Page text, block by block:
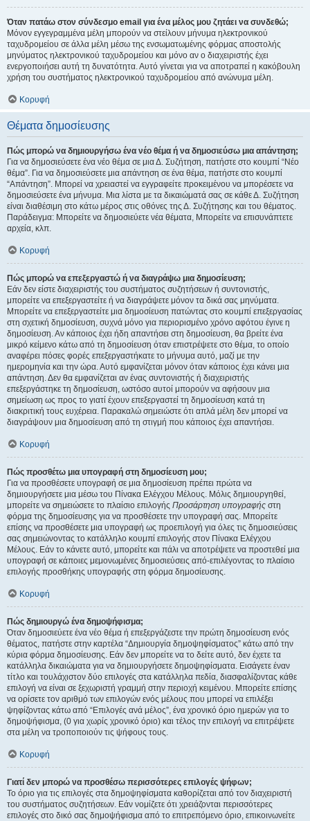
Όταν πατάω στον σύνδεσμο email για ένα μέλος μου ζητάει να συνδεθώ;
Μόνον εγγεγραμμένα μέλη μπορούν να στείλουν μήνυμα ηλεκτρονικού
ταχυδρομείου σε άλλα μέλη μέσω της ενσωματωμένης φόρμας αποστολής
μηνύματος ηλεκτρονικού ταχυδρομείου και μόνο αν ο διαχειριστής έχει
ενεργοποιήσει αυτή τη δυνατότητα. Αυτό γίνεται για να αποτραπεί η κακόβουλη
χρήση του συστήματος ηλεκτρονικού ταχυδρομείου από ανώνυμα μέλη.
Κορυφή
Θέματα δημοσίευσης
Πώς μπορώ να δημιουργήσω ένα νέο θέμα ή να δημοσιεύσω μια απάντηση;
Για να δημοσιεύσετε ένα νέο θέμα σε μια Δ. Συζήτηση, πατήστε στο κουμπί “Νέο
θέμα”. Για να δημοσιεύσετε μια απάντηση σε ένα θέμα, πατήστε στο κουμπί
“Απάντηση”. Μπορεί να χρειαστεί να εγγραφείτε προκειμένου να μπορέσετε να
δημοσιεύσετε ένα μήνυμα. Μια λίστα με τα δικαιώματά σας σε κάθε Δ. Συζήτηση
είναι διαθέσιμη στο κάτω μέρος στις οθόνες της Δ. Συζήτησης και του θέματος.
Παράδειγμα: Μπορείτε να δημοσιεύετε νέα θέματα, Μπορείτε να επισυνάπτετε
αρχεία, κλπ.
Κορυφή
Πώς μπορώ να επεξεργαστώ ή να διαγράψω μια δημοσίευση;
Εάν δεν είστε διαχειριστής του συστήματος συζητήσεων ή συντονιστής,
μπορείτε να επεξεργαστείτε ή να διαγράψετε μόνον τα δικά σας μηνύματα.
Μπορείτε να επεξεργαστείτε μια δημοσίευση πατώντας στο κουμπί επεξεργασίας
στη σχετική δημοσίευση, συχνά μόνο για περιορισμένο χρόνο αφότου έγινε η
δημοσίευση. Αν κάποιος έχει ήδη απαντήσει στη δημοσίευση, θα βρείτε ένα
μικρό κείμενο κάτω από τη δημοσίευση όταν επιστρέψετε στο θέμα, το οποίο
αναφέρει πόσες φορές επεξεργαστήκατε το μήνυμα αυτό, μαζί με την
ημερομηνία και την ώρα. Αυτό εμφανίζεται μόνον όταν κάποιος έχει κάνει μια
απάντηση. Δεν θα εμφανίζεται αν ένας συντονιστής ή διαχειριστής
επεξεργάστηκε τη δημοσίευση, ωστόσο αυτοί μπορούν να αφήσουν μια
σημείωση ως προς το γιατί έχουν επεξεργαστεί τη δημοσίευση κατά τη
διακριτική τους ευχέρεια. Παρακαλώ σημειώστε ότι απλά μέλη δεν μπορεί να
διαγράψουν μια δημοσίευση από τη στιγμή που κάποιος έχει απαντήσει.
Κορυφή
Πώς προσθέτω μια υπογραφή στη δημοσίευση μου;
Για να προσθέσετε υπογραφή σε μια δημοσίευση πρέπει πρώτα να
δημιουργήσετε μια μέσω του Πίνακα Ελέγχου Μέλους. Μόλις δημιουργηθεί,
μπορείτε να σημειώσετε το πλαίσιο επιλογής Προσάρτηση υπογραφής στη
φόρμα της δημοσίευσης για να προσθέσετε την υπογραφή σας. Μπορείτε
επίσης να προσθέσετε μια υπογραφή ως προεπιλογή για όλες τις δημοσιεύσεις
σας σημειώνοντας το κατάλληλο κουμπί επιλογής στον Πίνακα Ελέγχου
Μέλους. Εάν το κάνετε αυτό, μπορείτε και πάλι να αποτρέψετε να προστεθεί μια
υπογραφή σε κάποιες μεμονωμένες δημοσιεύσεις από-επιλέγοντας το πλαίσιο
επιλογής προσθήκης υπογραφής στη φόρμα δημοσίευσης.
Κορυφή
Πώς δημιουργώ ένα δημοψήφισμα;
Όταν δημοσιεύετε ένα νέο θέμα ή επεξεργάζεστε την πρώτη δημοσίευση ενός
θέματος, πατήστε στην καρτέλα “Δημιουργία δημοψηφίσματος” κάτω από την
κύρια φόρμα δημοσίευσης. Εάν δεν μπορείτε να το δείτε αυτό, δεν έχετε τα
κατάλληλα δικαιώματα για να δημιουργήσετε δημοψηφίσματα. Εισάγετε έναν
τίτλο και τουλάχιστον δύο επιλογές στα κατάλληλα πεδία, διασφαλίζοντας κάθε
επιλογή να είναι σε ξεχωριστή γραμμή στην περιοχή κειμένου. Μπορείτε επίσης
να ορίσετε τον αριθμό των επιλογών ενός μέλους που μπορεί να επιλέξει
ψηφίζοντας κάτω από “Επιλογές ανά μέλος”, ένα χρονικό όριο ημερών για το
δημοψήφισμα, (0 για χωρίς χρονικό όριο) και τέλος την επιλογή να επιτρέψετε
στα μέλη να τροποποιούν τις ψήφους τους.
Κορυφή
Γιατί δεν μπορώ να προσθέσω περισσότερες επιλογές ψήφων;
Το όριο για τις επιλογές στα δημοψηφίσματα καθορίζεται από τον διαχειριστή
του συστήματος συζητήσεων. Εάν νομίζετε ότι χρειάζονται περισσότερες
επιλογές στο δικό σας δημοψήφισμα από το επιτρεπόμενο όριο, επικοινωνείτε